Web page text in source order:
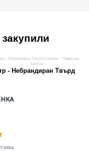
- Небрандиран Твърд